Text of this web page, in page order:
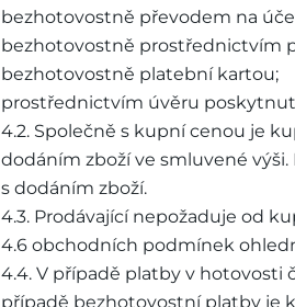
bezhotovostně převodem na
bezhotovostně prostřednictvím
bezhotovostně platební kartou;
prostřednictvím úvěru
4.2. Společně s kupní cenou je
dodáním zboží ve smluvené
s dodáním zboží.
4.3. Prodávající nepožaduje od
4.6 obchodních podmínek
4.4. V případě platby v hotovosti
případě bezhotovostní platby je